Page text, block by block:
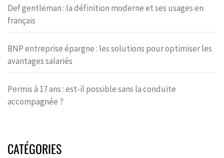
Def gentleman : la définition moderne et ses usages en
français
BNP entreprise épargne : les solutions pour optimiser les
avantages salariés
Permis à 17 ans : est-il possible sans la conduite
accompagnée ?
CATÉGORIES